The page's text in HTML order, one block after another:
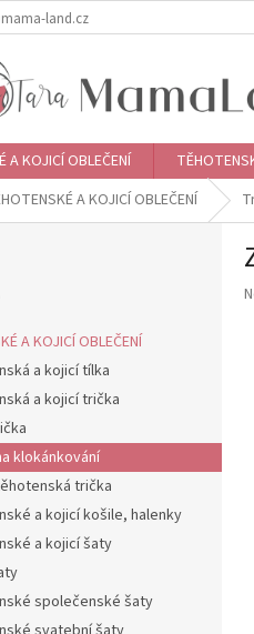
land.cz
A KOJICÍ OBLEČENÍ
A KOJICÍ OBLEČENÍ
A KOJICÍ OBLEČENÍ
a kojicí tílka
a kojicí trička
klokánkování
trička
a kojicí košile, halenky
a kojicí šaty
společenské šaty